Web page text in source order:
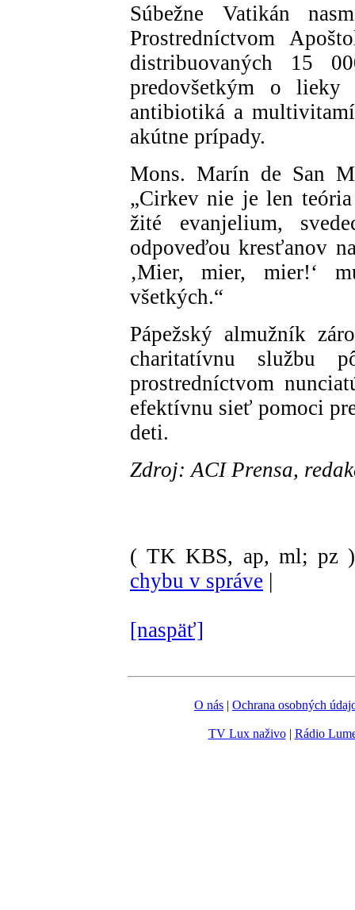
Súbežne Vatikán
Prostredníctvom
distribuovaných 15
predovšetkým o lieky
antibiotiká a
akútne prípady.
Mons. Marín de San
„Cirkev nie je len
žité evanjelium,
odpoveďou kresťanov
‚Mier, mier, mier!‘
všetkých.“
Pápežský almužník
charitatívnu službu
prostredníctvom
efektívnu sieť pomoci
deti.
Zdroj: ACI Prensa,
( TK KBS, ap, ml; pz )
chybu v správe |
[naspäť]
O nás | Ochrana osobných
TV Lux naživo| Rádio